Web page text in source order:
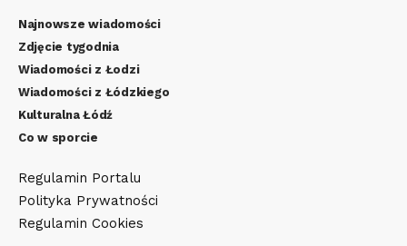
Najnowsze wiadomości
Zdjęcie tygodnia
Wiadomości z Łodzi
Wiadomości z Łódzkiego
Kulturalna Łódź
Co w sporcie
Regulamin Portalu
Polityka Prywatności
Regulamin Cookies